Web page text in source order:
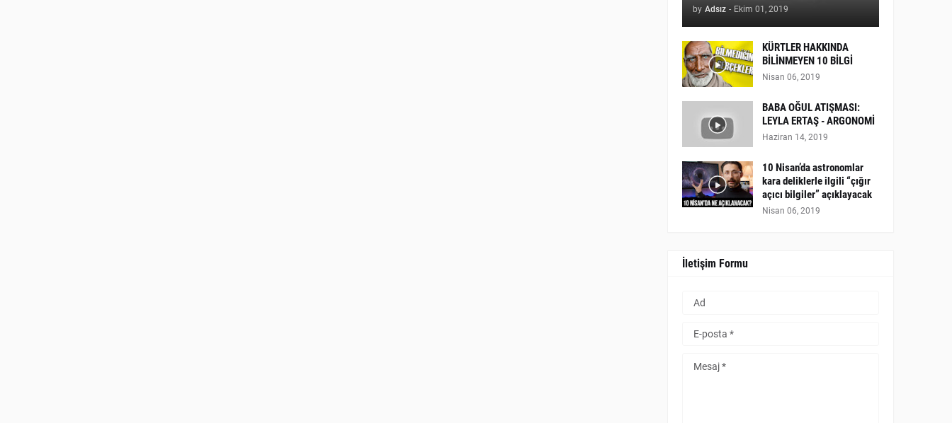
by Adsız - Ekim 01, 2019
KÜRTLER HAKKINDA
BİLİNMEYEN 10 BİLGİ
Nisan 06, 2019
BABA OĞUL ATIŞMASI:
LEYLA ERTAŞ - ARGONOMİ
Haziran 14, 2019
10 Nisan’da astronomlar
kara deliklerle ilgili “çığır
açıcı bilgiler” açıklayacak
Nisan 06, 2019
İletişim Formu